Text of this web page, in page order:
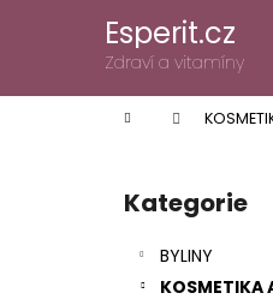
Esperit.cz
Zdraví a vitamíny
Domů
Přeskočit
kategorie
Kategorie
BYLINY
KOSMETIKA
í
Zpět
do
Zpět
do